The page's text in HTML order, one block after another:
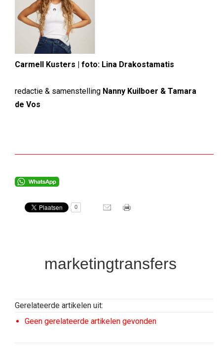
Carmell Kusters | foto: Lina Drakostamatis
redactie & samenstelling Nanny Kuilboer & Tamara
de Vos
0
marketingtransfers
Gerelateerde artikelen uit:
Geen gerelateerde artikelen gevonden